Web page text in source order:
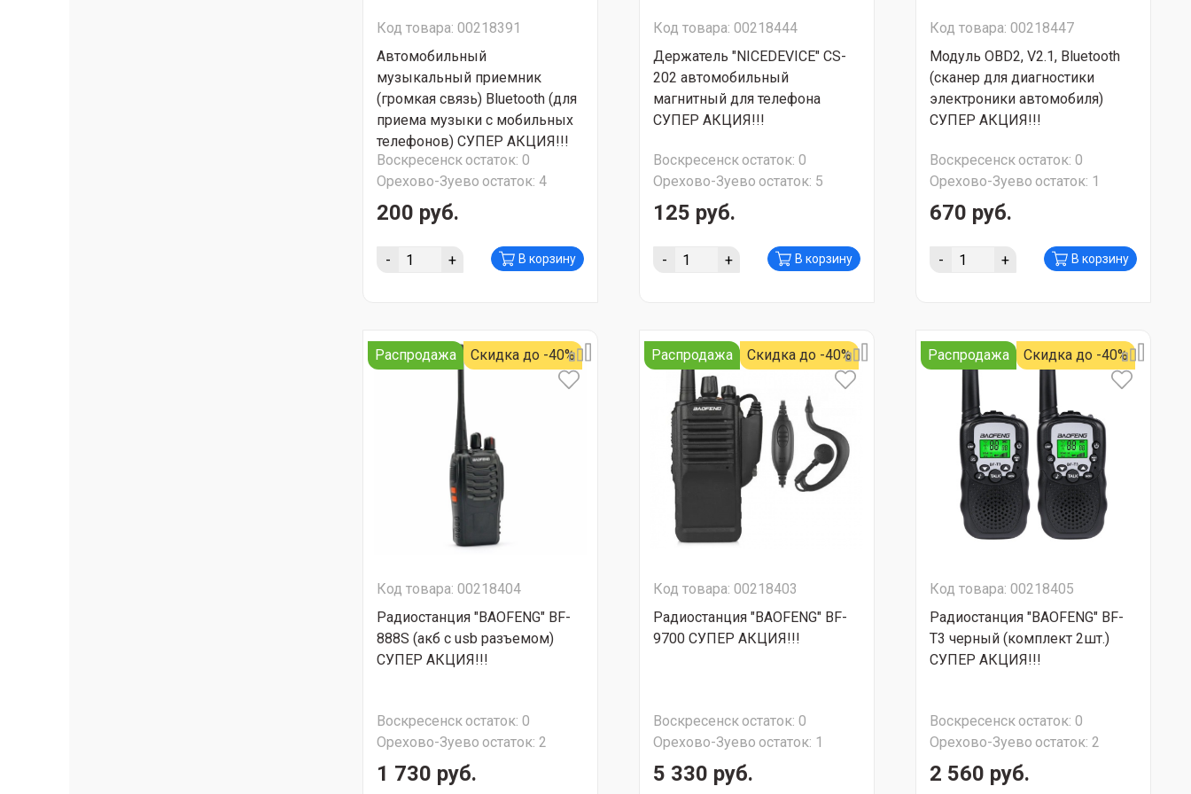
Код товара: 00218391
Автомобильный
музыкальный приемник
(громкая связь) Bluetooth (для
приема музыки с мобильных
телефонов) СУПЕР АКЦИЯ!!!
Воскресенскостаток: 0
Орехово-Зуево остаток: 4
200 руб.
- + В корзину
Код товара: 00218444
Держатель "NICEDEVICE" CS-
202 автомобильный
магнитный для телефона
СУПЕР АКЦИЯ!!!
Воскресенскостаток: 0
Орехово-Зуево остаток: 5
125 руб.
- + В корзину
Код товара: 00218447
Модуль OBD2, V2.1, Bluetooth
(сканер для диагностики
электроники автомобиля)
СУПЕР АКЦИЯ!!!
Воскресенскостаток: 0
Орехово-Зуево остаток: 1
670 руб.
- + В корзину
Распродажа Скидка до -40%
Код товара: 00218404
Радиостанция "BAOFENG" BF-
888S (акб с usb разъемом)
СУПЕР АКЦИЯ!!!
Воскресенскостаток: 0
Орехово-Зуево остаток: 2
1 730 руб.
Распродажа Скидка до -40%
Код товара: 00218403
Радиостанция "BAOFENG" BF-
9700 СУПЕР АКЦИЯ!!!
Воскресенскостаток: 0
Орехово-Зуево остаток: 1
5 330 руб.
Распродажа Скидка до -40%
Код товара: 00218405
Радиостанция "BAOFENG" BF-
T3 черный (комплект 2шт.)
СУПЕР АКЦИЯ!!!
Воскресенскостаток: 0
Орехово-Зуево остаток: 2
2 560 руб.